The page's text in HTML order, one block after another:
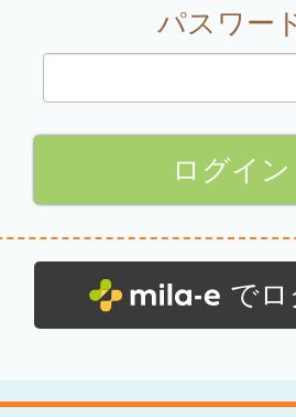
パスワー
でロ